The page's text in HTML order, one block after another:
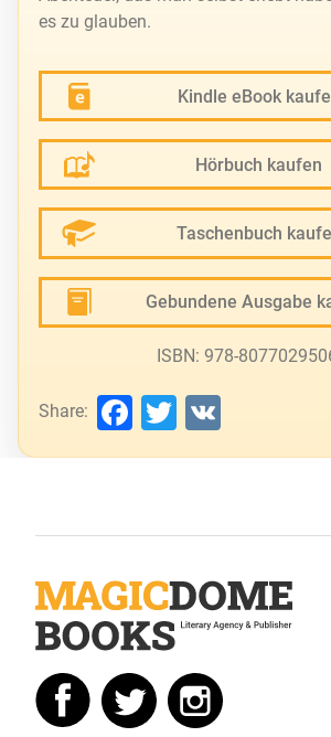
es zu glauben.
Kindle eBook
Hörbuch kaufen
Taschenbuch
Gebundene Ausgabe
ISBN: 978-
Share: Facebook
Twitter